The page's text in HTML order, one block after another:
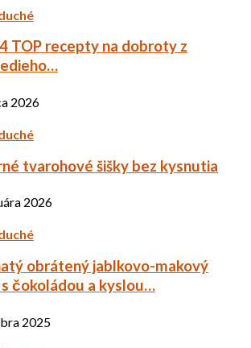
TOP recepty na dobroty z
2026
tvarohové šišky bez kysnutia
2026
obrátený jablkovo-makový
čokoládou a kyslou…
2025